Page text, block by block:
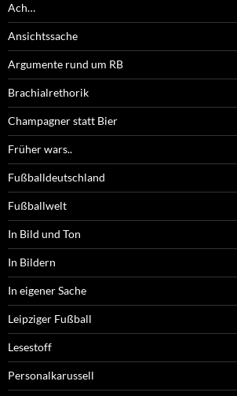
Ach…
Ansichtssache
Argumente rund um RB
Brachialrethorik
Champagner statt Bier
Früher wars..
Fußballdeutschland
Fußballwelt
In Bild und Ton
In Bildern
In eigener Sache
Leipziger Fußball
Lesestoff
Personalkarussell